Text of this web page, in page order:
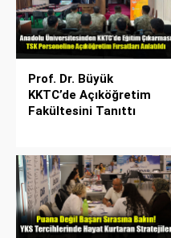
Prof. Dr. Büyük
KKTC’de Açıköğretim
Fakültesini Tanıttı